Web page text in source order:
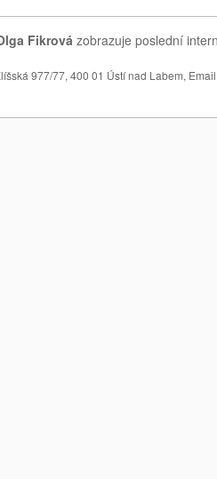
Fikrová zobrazuje poslední
977/77, 400 01 Ústí nad Labem,